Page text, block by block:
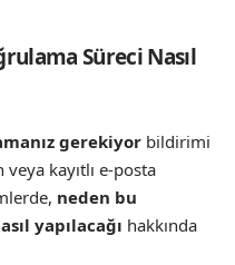
Süreci Nasıl
gerekiyor bildirimi
kayıtlı e-posta
neden bu
yapılacağı hakkında